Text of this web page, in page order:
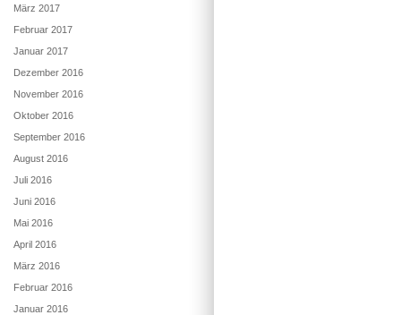
März 2017
Februar 2017
Januar 2017
Dezember 2016
November 2016
Oktober 2016
September 2016
August 2016
Juli 2016
Juni 2016
Mai 2016
April 2016
März 2016
Februar 2016
Januar 2016